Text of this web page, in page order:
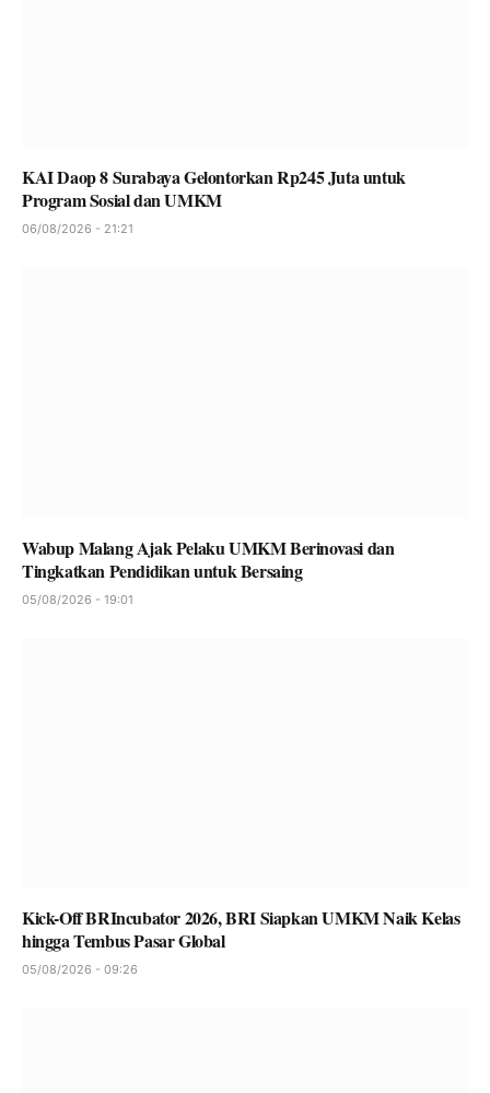
KAI Daop 8 Surabaya Gelontorkan Rp245 Juta untuk
Program Sosial dan UMKM
06/08/2026 - 21:21
Wabup Malang Ajak Pelaku UMKM Berinovasi dan
Tingkatkan Pendidikan untuk Bersaing
05/08/2026 - 19:01
Kick-Off BRIncubator 2026, BRI Siapkan UMKM Naik Kelas
hingga Tembus Pasar Global
05/08/2026 - 09:26